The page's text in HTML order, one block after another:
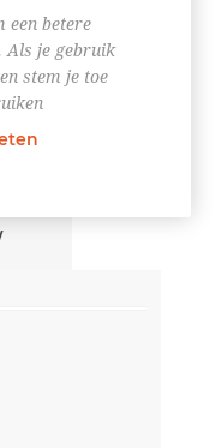
een betere
Als je gebruik
stem je toe